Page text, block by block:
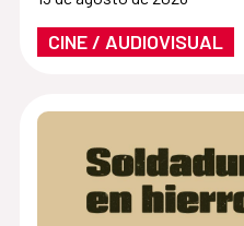
CINE / AUDIOVISUAL